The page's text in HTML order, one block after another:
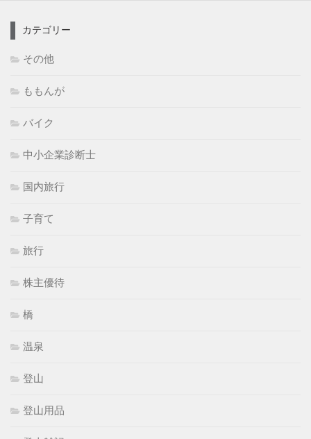
カテゴリー
その他
ももんが
バイク
中小企業診断士
国内旅行
子育て
旅行
株主優待
橋
温泉
登山
登山用品